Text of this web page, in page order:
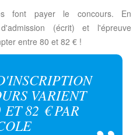
font payer le concours. En
(écrit) et l'épreuve
entre 80 et 82 € !
VARIENT
82 € PAR